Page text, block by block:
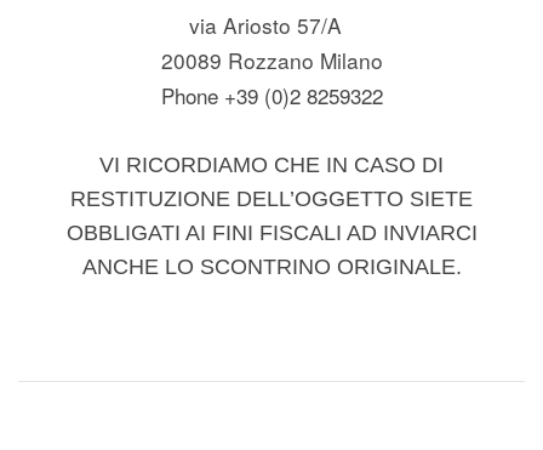
via Ariosto 57/A
20089 Rozzano Milano
Phone +39 (0)2 8259322
VI RICORDIAMO CHE IN CASO DI
RESTITUZIONE DELL’OGGETTO SIETE
OBBLIGATI AI FINI FISCALI AD INVIARCI
ANCHE LO SCONTRINO ORIGINALE.